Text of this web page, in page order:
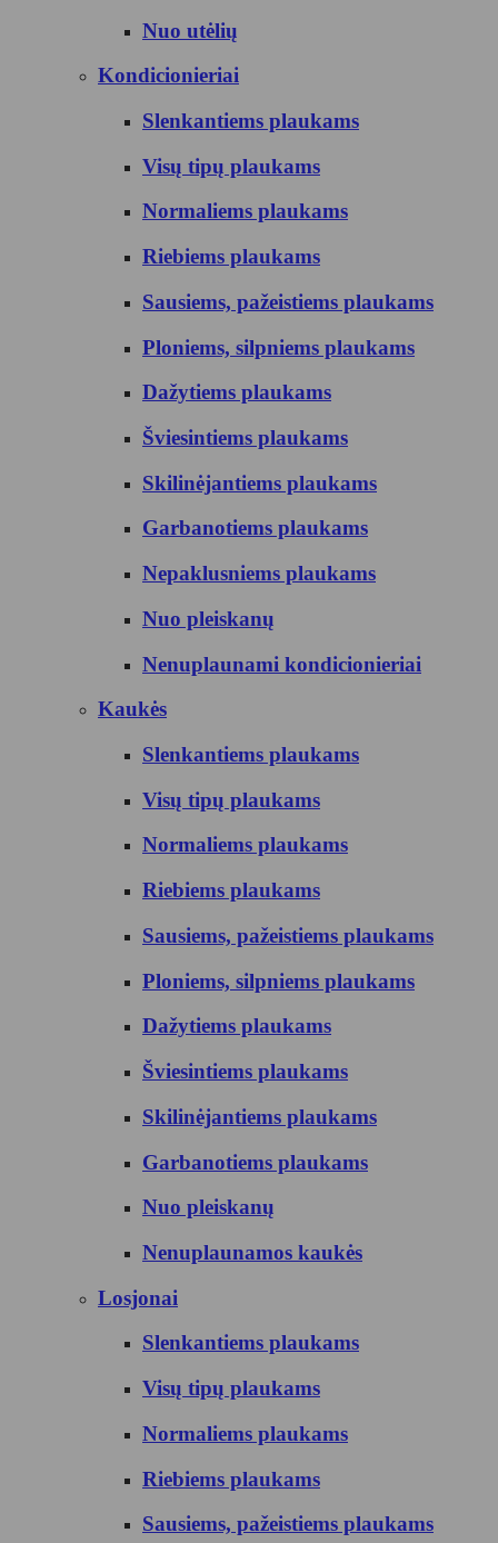
Nuo utėlių
Kondicionieriai
Slenkantiems plaukams
Visų tipų plaukams
Normaliems plaukams
Riebiems plaukams
Sausiems, pažeistiems plaukams
Ploniems, silpniems plaukams
Dažytiems plaukams
Šviesintiems plaukams
Skilinėjantiems plaukams
Garbanotiems plaukams
Nepaklusniems plaukams
Nuo pleiskanų
Nenuplaunami kondicionieriai
Kaukės
Slenkantiems plaukams
Visų tipų plaukams
Normaliems plaukams
Riebiems plaukams
Sausiems, pažeistiems plaukams
Ploniems, silpniems plaukams
Dažytiems plaukams
Šviesintiems plaukams
Skilinėjantiems plaukams
Garbanotiems plaukams
Nuo pleiskanų
Nenuplaunamos kaukės
Losjonai
Slenkantiems plaukams
Visų tipų plaukams
Normaliems plaukams
Riebiems plaukams
Sausiems, pažeistiems plaukams